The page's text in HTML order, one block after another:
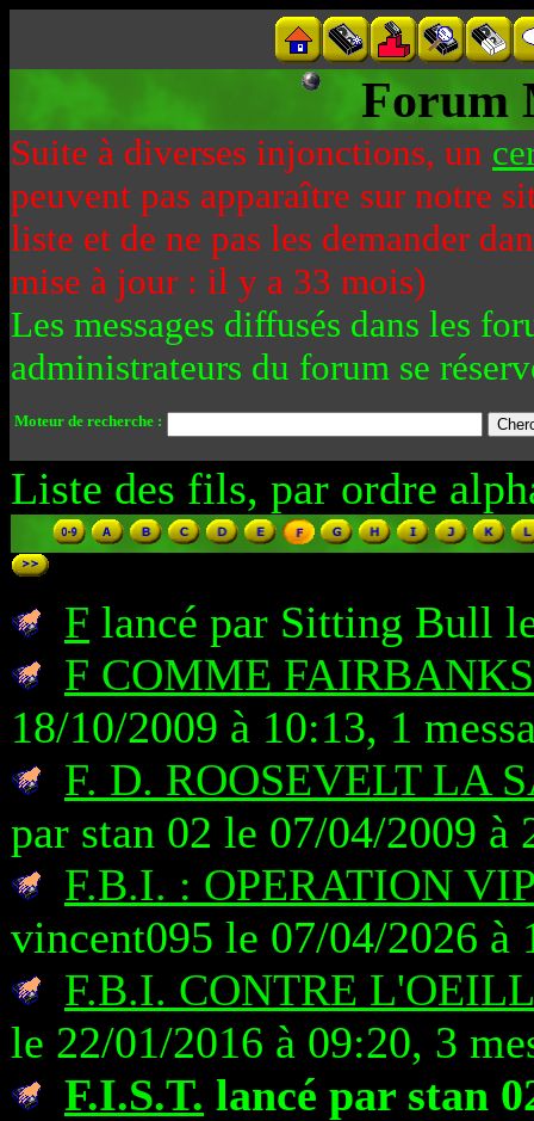
Forum
Suite à diverses injonctions, un
peuvent pas apparaître sur notre
liste et de ne pas les demander
mise à jour : il y a 33 mois)
Les messages diffusés dans les
administrateurs du forum se
Moteur de recherche :
Liste des fils, par ordre
F lancé par Sitting Bull
F COMME FAIRBANKS
18/10/2009 à 10:13, 1
F. D. ROOSEVELT LA
par stan 02 le 07/04/2009 à
F.B.I. : OPERATION
vincent095 le 07/04/2026 à
F.B.I. CONTRE
le 22/01/2016 à 09:20, 3
F.I.S.T. lancé par stan